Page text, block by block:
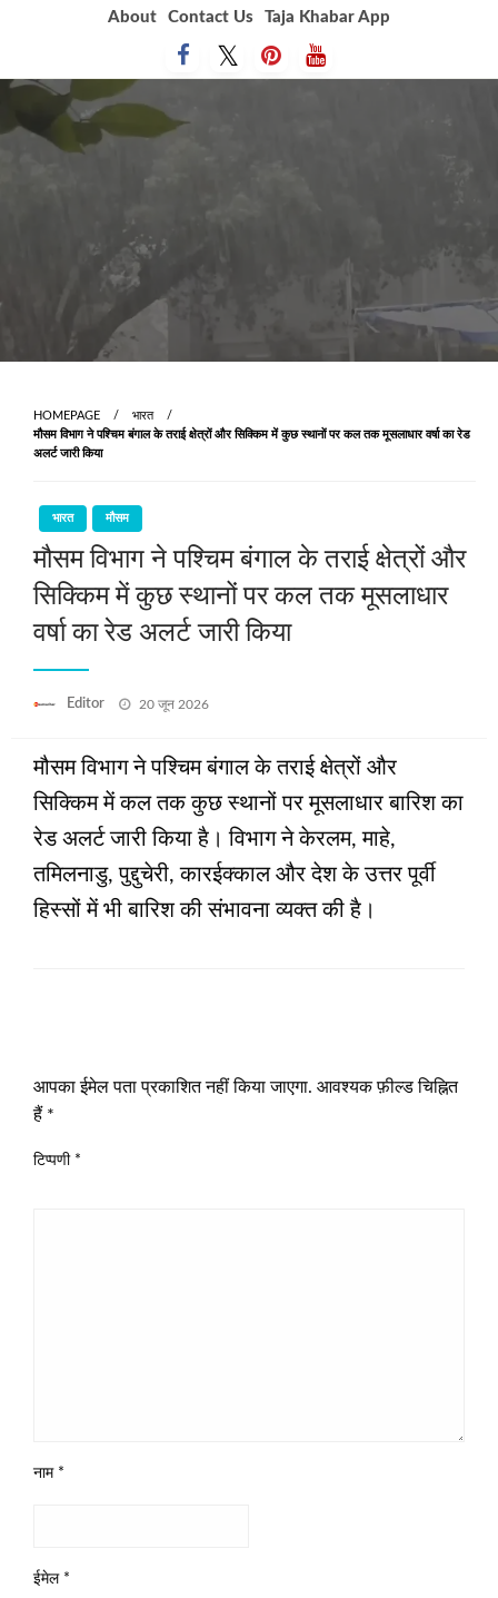
About Contact Us Taja Khabar App
HOMEPAGE
भारत
मौसम विभाग ने पश्चिम बंगाल के तराई क्षेत्रों और सिक्किम में कुछ स्थानों पर कल तक मूसलाधार वर्षा का रेड
अलर्ट जारी किया
भारत मौसम
मौसम विभाग ने पश्चिम बंगाल के तराई क्षेत्रों और
सिक्किम में कुछ स्थानों पर कल तक मूसलाधार
वर्षा का रेड अलर्ट जारी किया
Editor
Posted
20 जून 2026
मौसम विभाग ने पश्चिम बंगाल के तराई क्षेत्रों और
सिक्किम में कल तक कुछ स्थानों पर मूसलाधार बारिश का
रेड अलर्ट जारी किया है। विभाग ने केरलम, माहे,
तमिलनाडु, पुद्दुचेरी, कारईक्‍काल और देश के उत्तर पूर्वी
हिस्सों में भी बारिश की संभावना व्‍यक्‍त की है।
आपका ईमेल पता प्रकाशित नहीं किया जाएगा. आवश्यक फ़ील्ड चिह्नित
हैं *
टिप्पणी *
नाम *
ईमेल *